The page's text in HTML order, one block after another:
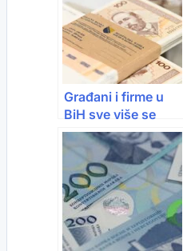
Građani i firme u
BiH sve više se
zadužuju: Krediti
premašili 29,9
milijardi KM